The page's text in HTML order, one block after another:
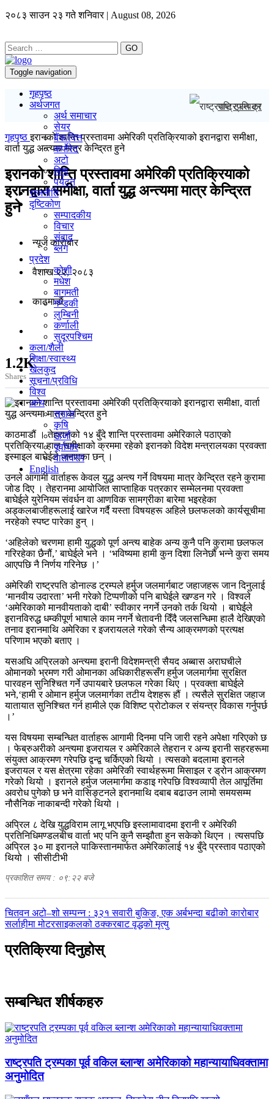
२०८३ साउन २३ गते शनिवार | August 08, 2026
GO
Toggle navigation
गृहपृष्ठ
अर्थजगत
अर्थ समाचार
सेयर
बैंक/वित्त
कर्पोरेट
अटो
बिमा
पर्यटन
राजनीति
दृष्टिकोण
सम्पादकीय
विचार
संवाद
ब्लग
प्रदेश
कोशी
मधेश
बागमती
गण्डकी
लुम्बिनी
कर्णाली
सुदूरपश्चिम
कला/शैली
शिक्षा/स्वास्थ्य
खेलकुद
सूचना/प्रविधि
विश्व
अन्य
समाज
कृषि
ऊर्जा
पूर्वाधार
वातावरण
English
राष्ट्रपति
गृहपृष्ठइरानको शान्ति प्रस्तावमा अमेरिकी प्रतिक्रियाको इरानद्वारा समीक्षा,
वार्ता युद्ध अन्त्यमा मात्र केन्द्रित हुने
इरानको शान्ति प्रस्तावमा अमेरिकी प्रतिक्रियाको
इरानद्वारा समीक्षा, वार्ता युद्ध अन्त्यमा मात्र केन्द्रित
हुने
न्यूज काराेबार
वैशाख २२, २०८३
काठमाडाैं
1.2K
Shares
काठमाडौं । तेहरानको १४ बुँदे शान्ति प्रस्तावमा अमेरिकाले पठाएको
प्रतिक्रिया हाल समीक्षाको क्रममा रहेको इरानको विदेश मन्त्रालयका प्रवक्ता
इस्माइल बाघेईले जनाएका छन् ।
उनले आगामी वार्ताहरू केवल युद्ध अन्त्य गर्ने विषयमा मात्र केन्द्रित रहने कुरामा
जोड दिए । तेहरानमा आयोजित साप्ताहिक पत्रकार सम्मेलनमा प्रवक्ता
बाघेईले युरेनियम संवर्धन वा आणविक सामग्रीका बारेमा भइरहेका
अड्कलबाजीहरूलाई खारेज गर्दै यस्ता विषयहरू अहिले छलफलको कार्यसूचीमा
नरहेको स्पष्ट पारेका हुन् ।
‘अहिलेको चरणमा हामी युद्धको पूर्ण अन्त्य बाहेक अन्य कुनै पनि कुरामा छलफल
गरिरहेका छैनौं,’ बाघेईले भने । ‘भविष्यमा हामी कुन दिशा लिनेछौं भन्ने कुरा समय
आएपछि नै निर्णय गरिनेछ ।’
अमेरिकी राष्ट्रपति डोनाल्ड ट्रम्पले हर्मुज जलमार्गबाट जहाजहरू जान दिनुलाई
‘मानवीय उदारता’ भनी गरेको टिप्पणीको पनि बाघेईले खण्डन गरे । विश्वले
‘अमेरिकाको मानवीयताको दाबी’ स्वीकार नगर्ने उनको तर्क थियो । बाघेईले
इरानविरुद्ध धम्कीपूर्ण भाषाले काम नगर्ने चेतावनी दिँदै जलसन्धिमा हालै देखिएको
तनाव इरानमाथि अमेरिका र इजरायलले गरेको सैन्य आक्रमणको प्रत्यक्ष
परिणाम भएको बताए ।
यसअघि अप्रिलको अन्त्यमा इरानी विदेशमन्त्री सैयद अब्बास अराघचीले
ओमानको भ्रमण गरी ओमानका अधिकारीहरूसँग हर्मुज जलमार्गमा सुरक्षित
पारवहन सुनिश्चित गर्ने उपायबारे छलफल गरेका थिए । प्रवक्ता बाघेईले
भने,‘हामी र ओमान हर्मुज जलमार्गका तटीय देशहरू हौं । त्यसैले सुरक्षित जहाज
यातायात सुनिश्चित गर्न हामीले एक विशिष्ट प्रोटोकल र संयन्त्र विकास गर्नुपर्छ
।’
यस विषयमा सम्बन्धित वार्ताहरू आगामी दिनमा पनि जारी रहने अपेक्षा गरिएको छ
। फेब्रुअरीको अन्त्यमा इजरायल र अमेरिकाले तेहरान र अन्य इरानी सहरहरूमा
संयुक्त आक्रमण गरेपछि द्वन्द्व चर्किएको थियो । त्यसको बदलामा इरानले
इजरायल र यस क्षेत्रमा रहेका अमेरिकी स्वार्थहरूमा मिसाइल र ड्रोन आक्रमण
गरेको थियो । इरानले हर्मुज जलमार्गमा कडाइ गरेपछि विश्वव्यापी तेल आपूर्तिमा
अवरोध पुगेको छ भने वासिङ्टनले इरानमाथि दबाब बढाउन लामो समयसम्म
नौसैनिक नाकाबन्दी गरेको थियो ।
अप्रिल ८ देखि युद्धविराम लागू भएपछि इस्लामावादमा इरानी र अमेरिकी
प्रतिनिधिमण्डलबीच वार्ता भए पनि कुनै सम्झौता हुन सकेको थिएन । त्यसपछि
अप्रिल ३० मा इरानले पाकिस्तानमार्फत अमेरिकालाई १४ बुँदे प्रस्ताव पठाएको
थियो । सीसीटीभी
प्रकाशित समय : ०९:२२ बजे
पछिल्लाे
-
चितवन अटो–शो सम्पन्न : ३२१ सवारी बुकिङ, एक अर्बभन्दा बढीको कारोबार
अघिल्लाे
सर्लाहीमा मोटरसाइकलको ठक्करबाट वृद्धको मृत्यु
प्रतिक्रिया दिनुहोस्
सम्बन्धित शीर्षकहरु
राष्ट्रपति ट्रम्पका पूर्व वकिल ब्लान्श अमेरिकाको महान्यायाधिवक्तामा
अनुमोदित